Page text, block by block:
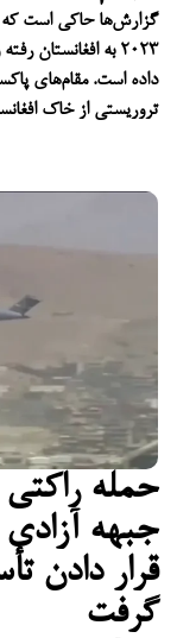
گزارش‌ها حاکی است که
۲۰۲۳ به
داده است. مقام‌های
تروریستی از خاک
حمله راکتی
جبهه
قرار دادن
گرفت